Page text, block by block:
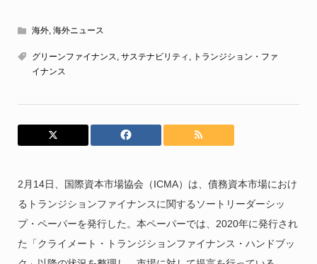
海外, 海外ニュース
グリーンファイナンス サステナビリティ
トランジション・ファ
イナンス
2月14日、国際資本市場協会（ICMA）は、債務資本市場におけ
るトランジションファイナンスに関するソートリーダーシッ
プ・ペーパーを発行した。本ペーパーでは、2020年に発行され
た「クライメート・トランジションファイナンス・ハンドブッ